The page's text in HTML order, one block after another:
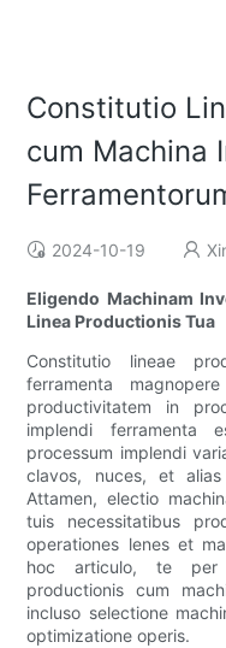
Constitutio
cum Machina
2024-10-19
Eligendo Machinam
Linea Productionis Tua
Constitutio lineae
ferramenta
productivitatem in
implendi ferramenta
processum implendi
clavos, nuces, et
Attamen, electio
tuis necessitatibus
operationes lenes et
hoc articulo, te per
productionis cum
incluso selectione
optimizatione operis.